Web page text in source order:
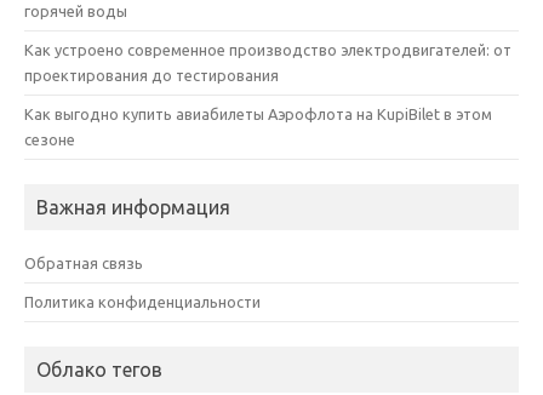
горячей воды
Как устроено современное производство электродвигателей: от
проектирования до тестирования
Как выгодно купить авиабилеты Аэрофлота на KupiBilet в этом
сезоне
Важная информация
Обратная связь
Политика конфиденциальности
Облако тегов